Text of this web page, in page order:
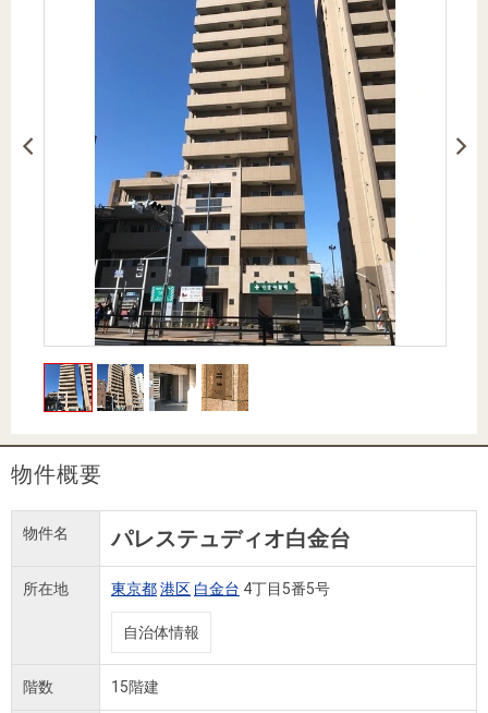
件を
探す
サービス
住宅ロー
ンシミュ
レーショ
ン
住まい1プ
ラス（お
役立ちコ
ラム）
住まいと
暮らしの
（電子ブ
ック）
購入ガイ
ド
サービス
周辺相場
検索
住まい1プ
ラス（お
役立ちコ
ラム）
住まいと
暮らしの
税金の本
（電子ブ
ック）
売却ガイ
ド
物件概要
物件名 パレステュディオ白金台
所在地 東京都港区 白金台 4丁目5番5号
自治体情報
階数 15階建